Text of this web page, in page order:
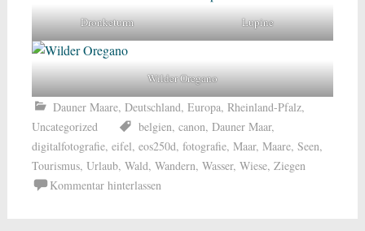
Dronketurm Lupine
Wilder Oregano
Dauner Maare, Deutschland, Europa, Rheinland-Pfalz,
Uncategorized
belgien, canon, Dauner Maar,
digitalfotografie, eifel, eos250d, fotografie, Maar, Maare, Seen,
Tourismus, Urlaub, Wald, Wandern, Wasser, Wiese, Ziegen
Kommentar hinterlassen